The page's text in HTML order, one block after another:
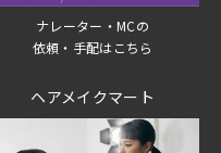
ナレーター・MCの
依頼・手配はこちら
ヘアメイクマート